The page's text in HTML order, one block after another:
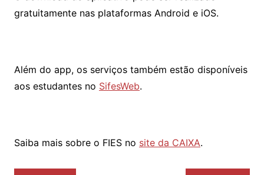
gratuitamente nas plataformas Android e iOS.
Além do app, os serviços também estão disponíveis
aos estudantes no SifesWeb.
Saiba mais sobre o FIES no site da CAIXA.